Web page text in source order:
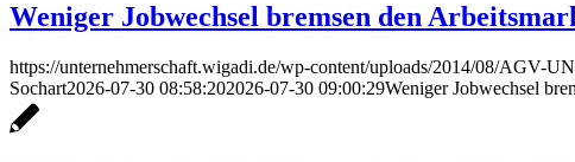
Weniger Jobwechsel bremsen den
https://unternehmerschaft.wigadi.de/wp-content/uploads/2014/08/AGV-
Sochart2026-07-30 08:58:202026-07-30 09:00:29Weniger Jobwechsel